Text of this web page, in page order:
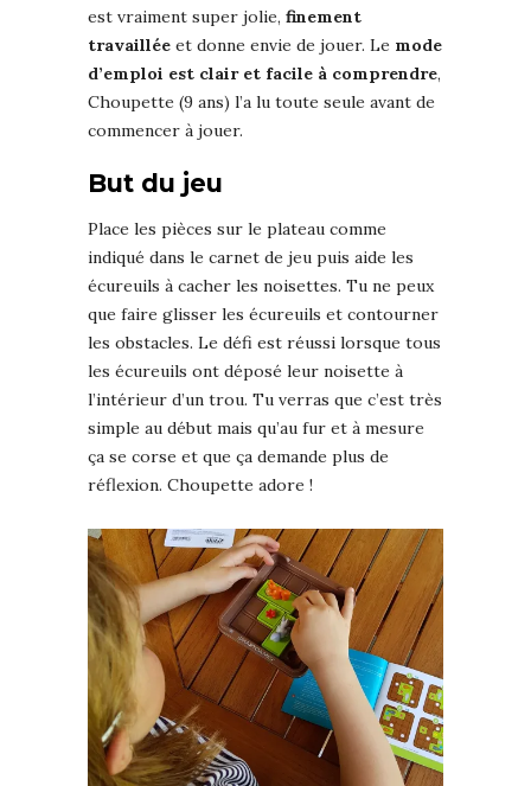
est vraiment super jolie, finement
travaillée et donne envie de jouer. Le mode
d’emploi est clair et facile à comprendre,
Choupette (9 ans) l’a lu toute seule avant de
commencer à jouer.
But du jeu
Place les pièces sur le plateau comme
indiqué dans le carnet de jeu puis aide les
écureuils à cacher les noisettes. Tu ne peux
que faire glisser les écureuils et contourner
les obstacles. Le défi est réussi lorsque tous
les écureuils ont déposé leur noisette à
l’intérieur d’un trou. Tu verras que c’est très
simple au début mais qu’au fur et à mesure
ça se corse et que ça demande plus de
réflexion. Choupette adore !